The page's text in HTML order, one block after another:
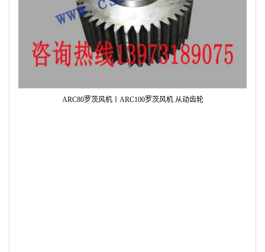
ARC80罗茨风机丨ARC100罗茨风机 主动齿轮